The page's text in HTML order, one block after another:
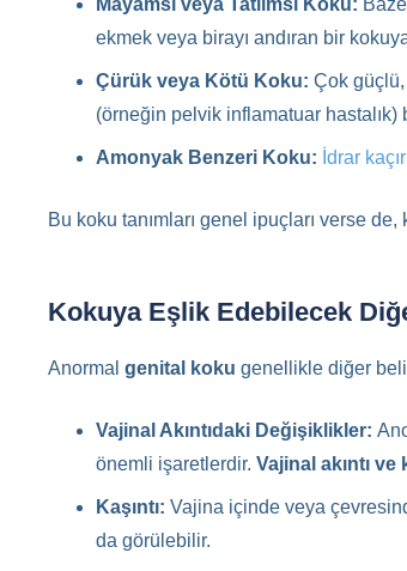
Mayamsı veya Tatlımsı Koku:
ekmek veya birayı andıran bir
Çürük veya Kötü Koku: Çok
(örneğin pelvik inflamatuar hastalık)
Amonyak Benzeri Koku: İdrar
Bu koku tanımları genel ipuçları verse
Kokuya Eşlik Edebilecek
Anormal genital koku genellikle diğer
Vajinal Akıntıdaki Değişiklikler:
önemli işaretlerdir. Vajinal akıntı ve
Kaşıntı: Vajina içinde veya
da görülebilir.